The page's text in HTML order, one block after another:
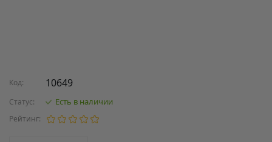
Код: 10649
Статус: Есть в наличии
Рейтинг: